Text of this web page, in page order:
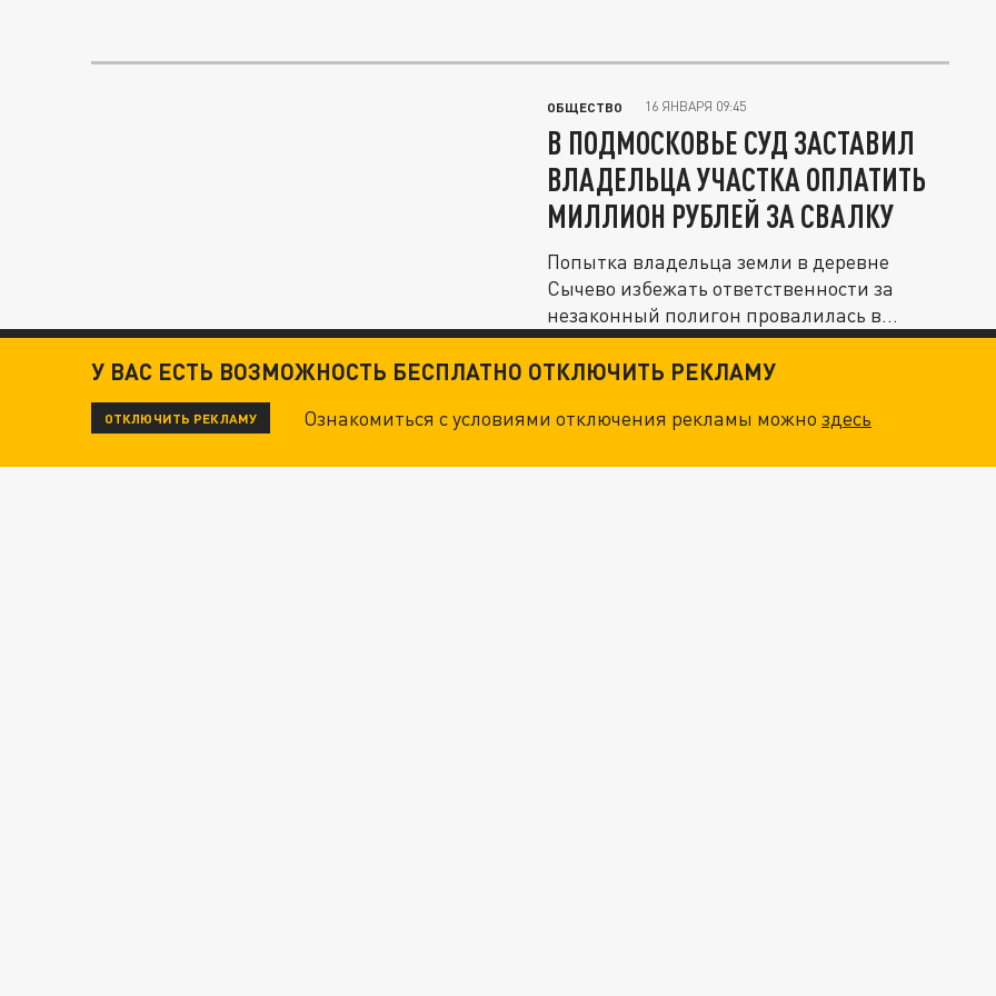
ОБЩЕСТВО 16 ЯНВАРЯ 09:45
В ПОДМОСКОВЬЕ СУД ЗАСТАВИЛ
ВЛАДЕЛЬЦА УЧАСТКА ОПЛАТИТЬ
МИЛЛИОН РУБЛЕЙ ЗА СВАЛКУ
Попытка владельца земли в деревне
Сычево избежать ответственности за
незаконный полигон провалилась в
высшей...
У ВАС ЕСТЬ ВОЗМОЖНОСТЬ БЕСПЛАТНО ОТКЛЮЧИТЬ РЕКЛАМУ
ОТКЛЮЧИТЬ РЕКЛАМУ Ознакомиться с условиями отключения рекламы можноздесь